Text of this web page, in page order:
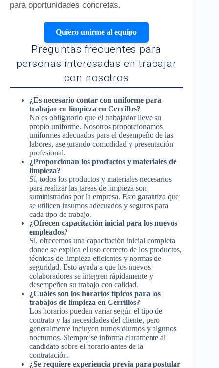
para oportunidades concretas.
Quiero unirme al equipo
Preguntas frecuentes para
personas interesadas en trabajar
con nosotros
¿Es necesario contar con uniforme para
trabajar en limpieza en Cerrillos?
No es obligatorio que el trabajador lleve su
propio uniforme. Nosotros proporcionamos
uniformes adecuados para el desempeño de las
labores, asegurando comodidad y presentación
profesional.
¿Proporcionan los productos y materiales de
limpieza?
Sí, todos los productos y materiales necesarios
para realizar las tareas de limpieza son
suministrados por la empresa. Esto garantiza que
se utilicen insumos adecuados y seguros para
cada tipo de trabajo.
¿Ofrecen capacitación inicial para los nuevos
empleados?
Sí, ofrecemos una capacitación inicial completa
donde se explica el uso correcto de los productos,
técnicas de limpieza eficientes y normas de
seguridad. Esto ayuda a que los nuevos
colaboradores se integren rápidamente y
desempeñen su trabajo con calidad.
¿Cuáles son los horarios típicos para los
trabajos de limpieza en Cerrillos?
Los horarios pueden variar según el tipo de
contrato y las necesidades del cliente, pero
generalmente incluyen turnos diurnos y algunos
nocturnos. Siempre se informa claramente al
candidato sobre el horario antes de la
contratación.
¿Se requiere experiencia previa para postular